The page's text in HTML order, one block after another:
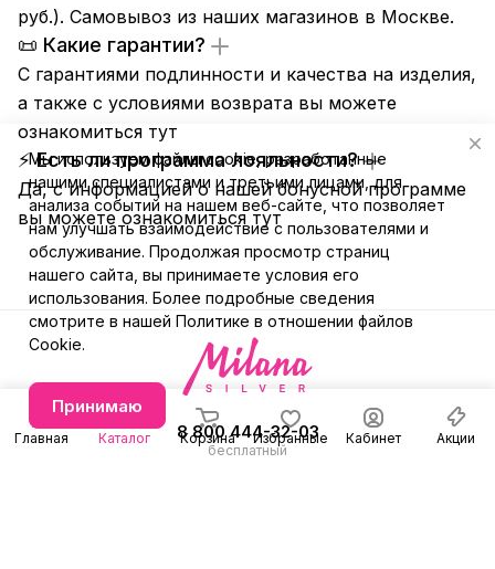
руб.). Самовывоз из наших магазинов в Москве.
📜 Какие гарантии?
С гарантиями подлинности и качества на изделия,
а также с условиями возврата вы можете
ознакомиться тут
⚡ Есть ли программа лояльности?
Да, с информацией о нашей бонусной программе
вы можете ознакомитьсятут
Главная Каталог Корзина Избранные Кабинет Акции
8 800 444-32-03
бесплатный
Мы используем файлы cookie, разработанные
нашими специалистами и третьими лицами, для
анализа событий на нашем веб-сайте, что позволяет
нам улучшать взаимодействие с пользователями и
обслуживание. Продолжая просмотр страниц
нашего сайта, вы принимаете условия его
использования. Более подробные сведения
смотрите в нашей Политике в отношении файлов
Cookie.
Принимаю